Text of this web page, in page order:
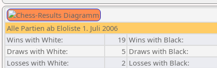
Alle Partien ab Eloliste 1. Juli 2006
Wins with White:
19 Wins with Black:
Draws with White:
5 Draws with Black:
Losses with White:
2 Losses with Black: